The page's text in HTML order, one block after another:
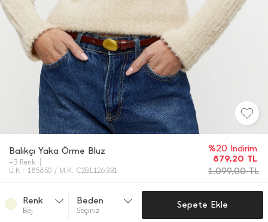
Balıkçı Yaka Örme Bluz
+3 Renk
Ü.K : 185850 / M.K. C2BL126331
%20 İndirim
879,20 TL
1.099,00TL
Renk
Bej
Beden
Seçiniz
Sepete Ekle